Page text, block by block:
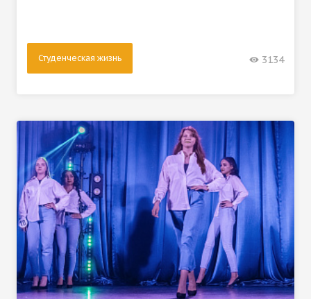
Студенческая жизнь 3134